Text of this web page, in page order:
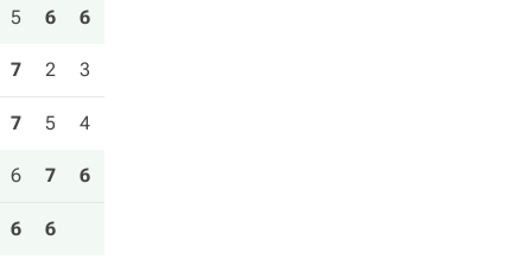
5 6 6
7 2 3
7 5 4
6 7 6
6 6